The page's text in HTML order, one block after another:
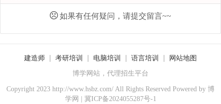
如果有任何疑问，请提交留言~~
建造师 考研培训 电脑培训 语言培训 网站地图
博学网站，代理招生平台
Copyright 2023 http://www.hsbz.com/ All Rights Reserved Powered by 博
学网 | 冀ICP备2024055287号-1